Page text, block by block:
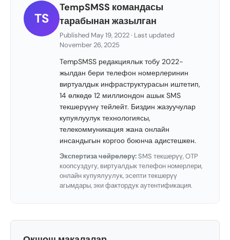
TS
TempSMSS командасы
тарабынан жазылган
Published May 19, 2022 · Last updated
November 26, 2025
TempSMSS редакциялык тобу 2022-
жылдан бери телефон номерлеринин
виртуалдык инфраструктурасын иштетип,
14 өлкөдө 12 миллиондон ашык SMS
текшерүүнү тейлейт. Биздин жазуучулар
купуялуулук технологиясы,
телекоммуникация жана онлайн
инсандыгын коргоо боюнча адистешкен.
Экспертиза чөйрөлөрү:SMS текшерүү, OTP
коопсуздугу, виртуалдык телефон номерлери,
онлайн купуялуулук, эсепти текшерүү
агымдары, эки фактордук аутентификация.